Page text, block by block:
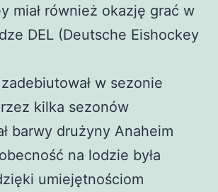
miał również okazję grać w
DEL (Deutsche Eishockey
w sezonie
kilka sezonów
barwy drużyny Anaheim
na lodzie była
umiejętnościom